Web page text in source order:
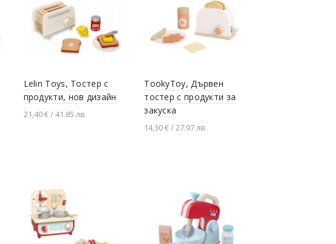
Lelin Toys, Тостер с
продукти, нов дизайн
21,40 € / 41.85 лв.
TookyToy, Дървен
тостер с продукти за
закуска
14,30 € / 27.97 лв.